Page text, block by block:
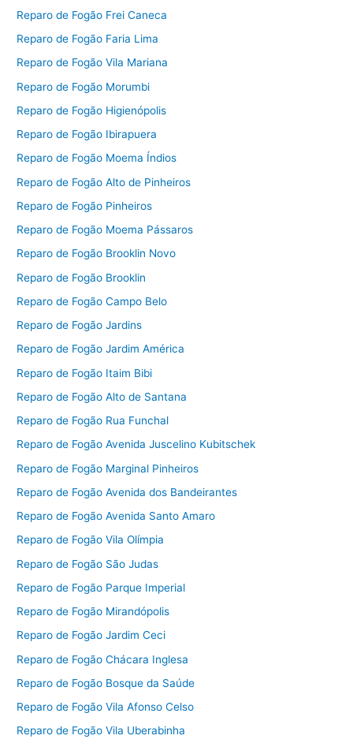
Reparo de Fogão Frei Caneca
Reparo de Fogão Faria Lima
Reparo de Fogão Vila Mariana
Reparo de Fogão Morumbi
Reparo de Fogão Higienópolis
Reparo de Fogão Ibirapuera
Reparo de Fogão Moema Índios
Reparo de Fogão Alto de Pinheiros
Reparo de Fogão Pinheiros
Reparo de Fogão Moema Pássaros
Reparo de Fogão Brooklin Novo
Reparo de Fogão Brooklin
Reparo de Fogão Campo Belo
Reparo de Fogão Jardins
Reparo de Fogão Jardim América
Reparo de Fogão Itaim Bibi
Reparo de Fogão Alto de Santana
Reparo de Fogão Rua Funchal
Reparo de Fogão Avenida Juscelino Kubitschek
Reparo de Fogão Marginal Pinheiros
Reparo de Fogão Avenida dos Bandeirantes
Reparo de Fogão Avenida Santo Amaro
Reparo de Fogão Vila Olímpia
Reparo de Fogão São Judas
Reparo de Fogão Parque Imperial
Reparo de Fogão Mirandópolis
Reparo de Fogão Jardim Ceci
Reparo de Fogão Chácara Inglesa
Reparo de Fogão Bosque da Saúde
Reparo de Fogão Vila Afonso Celso
Reparo de Fogão Vila Uberabinha